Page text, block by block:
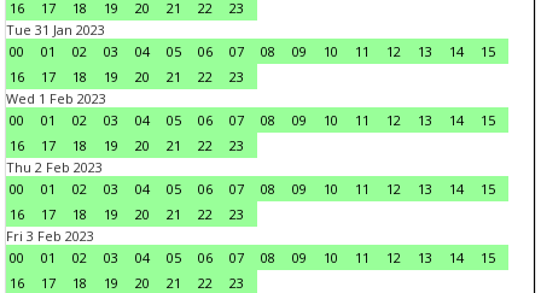
16
17 18 19 20 21 22
23
Tue 31 Jan 2023
00
01 02 03 04 05 06 07 08 09 10 11 12 13 14
15
16
17 18 19 20 21 22
23
Wed 1 Feb 2023
00
01 02 03 04 05 06 07 08 09 10 11 12 13 14
15
16
17 18 19 20 21 22
23
Thu 2 Feb 2023
00
01 02 03 04 05 06 07 08 09 10 11 12 13 14
15
16
17 18 19 20 21 22
23
Fri 3 Feb 2023
00
01 02 03 04 05 06 07 08 09 10 11 12 13 14
15
16
17 18 19 20 21 22
23